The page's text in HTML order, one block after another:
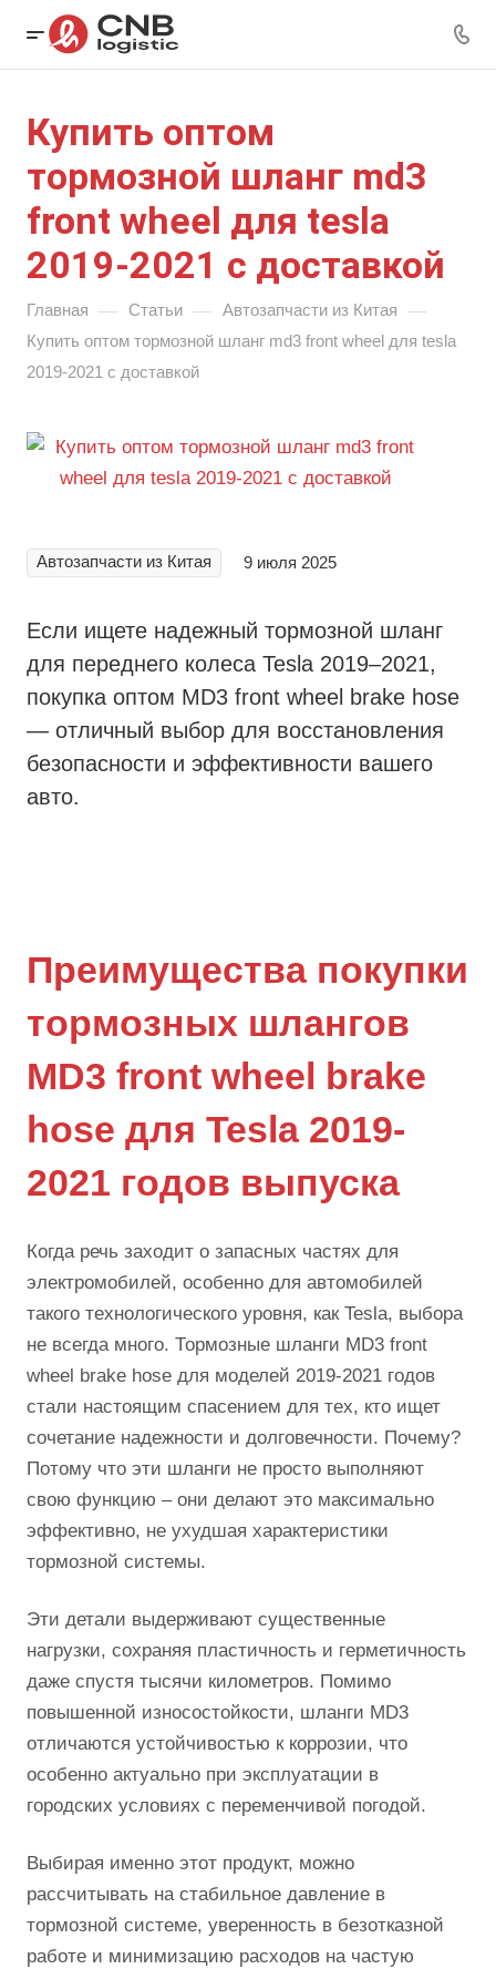
Купить оптом
тормозной шланг md3
front wheel для tesla
2019-2021 с доставкой
Главная — Статьи — Автозапчасти из Китая —
Купить оптом тормозной шланг md3 front wheel для tesla
2019-2021 с доставкой
Автозапчасти из Китая 9 июля 2025
Если ищете надежный тормозной шланг
для переднего колеса Tesla 2019–2021,
покупка оптом MD3 front wheel brake hose
— отличный выбор для восстановления
безопасности и эффективности вашего
авто.
Преимущества покупки
тормозных шлангов
MD3 front wheel brake
hose для Tesla 2019-
2021 годов выпуска
Когда речь заходит о запасных частях для
электромобилей, особенно для автомобилей
такого технологического уровня, как Tesla, выбора
не всегда много. Тормозные шланги MD3 front
wheel brake hose для моделей 2019-2021 годов
стали настоящим спасением для тех, кто ищет
сочетание надежности и долговечности. Почему?
Потому что эти шланги не просто выполняют
свою функцию – они делают это максимально
эффективно, не ухудшая характеристики
тормозной системы.
Эти детали выдерживают существенные
нагрузки, сохраняя пластичность и герметичность
даже спустя тысячи километров. Помимо
повышенной износостойкости, шланги MD3
отличаются устойчивостью к коррозии, что
особенно актуально при эксплуатации в
городских условиях с переменчивой погодой.
Выбирая именно этот продукт, можно
рассчитывать на стабильное давление в
тормозной системе, уверенность в безотказной
работе и минимизацию расходов на частую